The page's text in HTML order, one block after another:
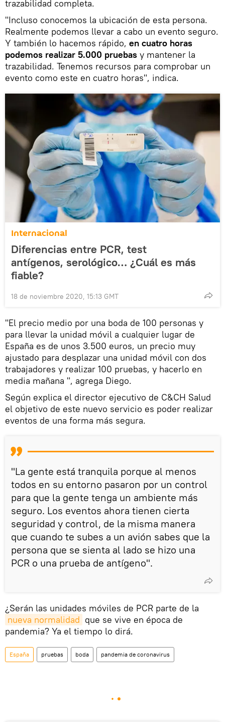
trazabilidad completa.
"Incluso conocemos la ubicación de esta persona.
Realmente podemos llevar a cabo un evento seguro.
Y también lo hacemos rápido, en cuatro horas
podemos realizar 5.000 pruebas y mantener la
trazabilidad. Tenemos recursos para comprobar un
evento como este en cuatro horas", indica.
Internacional
Diferencias entre PCR, test
antígenos, serológico… ¿Cuál es más
fiable?
18 de noviembre 2020, 15:13 GMT
"El precio medio por una boda de 100 personas y
para llevar la unidad móvil a cualquier lugar de
España es de unos 3.500 euros, un precio muy
ajustado para desplazar una unidad móvil con dos
trabajadores y realizar 100 pruebas, y hacerlo en
media mañana ", agrega Diego.
Según explica el director ejecutivo de C&CH Salud
el objetivo de este nuevo servicio es poder realizar
eventos de una forma más segura.
"La gente está tranquila porque al menos
todos en su entorno pasaron por un control
para que la gente tenga un ambiente más
seguro. Los eventos ahora tienen cierta
seguridad y control, de la misma manera
que cuando te subes a un avión sabes que la
persona que se sienta al lado se hizo una
PCR o una prueba de antígeno".
¿Serán las unidades móviles de PCR parte de la
nueva normalidad que se vive en época de
pandemia? Ya el tiempo lo dirá.
España pruebas boda pandemia de coronavirus